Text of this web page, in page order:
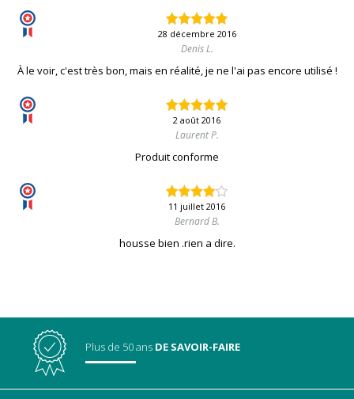
28 décembre 2016
Denis L.
À le voir, c'est très bon, mais en réalité, je ne l'ai pas encore utilisé !
2 août 2016
Laurent P.
Produit conforme
11 juillet 2016
Bernard B.
housse bien .rien a dire.
Plus de 50 ans DE SAVOIR-FAIRE